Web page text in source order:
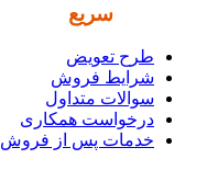
سریع
طرح تعویض
شرایط فروش
سوالات متداول
درخواست همکاری
خدمات پس از فروش